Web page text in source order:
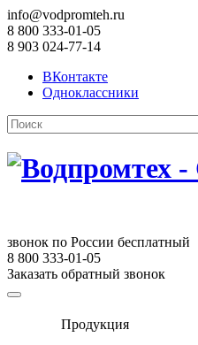
info@vodpromteh.ru
8 800 333-01-05
8 903 024-77-14
ВКонтакте
Одноклассники
звонок по России бесплатный
8 800 333-01-05
Заказать обратный звонок
Продукция